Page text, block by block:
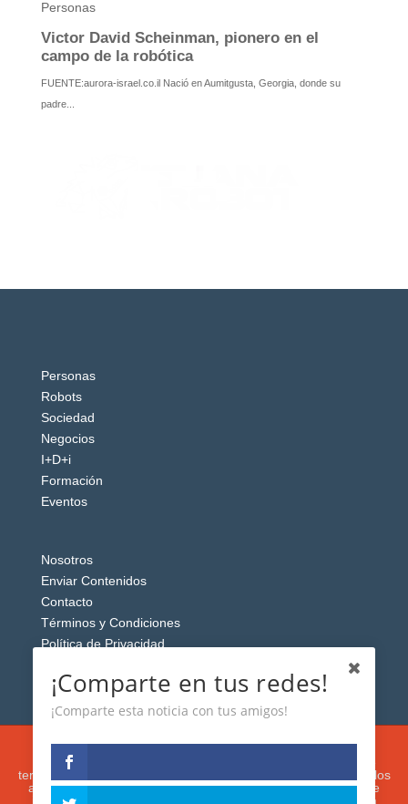
Personas
Robots
Sociedad
Negocios
I+D+i
Formación
Eventos
Nosotros
Enviar Contenidos
Contacto
Términos y Condiciones
Política de Privacidad
Esta web usa cookies analíticas y publicitarias (propias y de
terceros) para analizar el tráfico y personalizar el contenido y los
anuncios que le mostremos de acuerdo con su navegación e
intereses, buscando así mejorar su experiencia. Si presiona
¡Comparte en tus redes!
¡Comparte esta noticia con tus amigos!